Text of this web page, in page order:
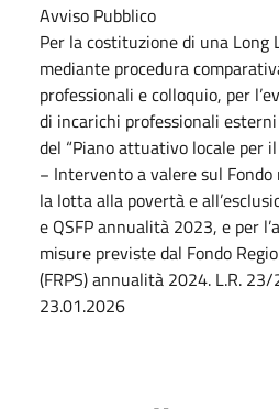
Avviso Pubblico
Per la costituzione di una Long
mediante procedura
professionali e colloquio, per
di incarichi professionali
del “Piano attuativo locale per
− Intervento a valere sul Fondo
la lotta alla povertà e
e QSFP annualità 2023, e per
misure previste dal Fondo
(FRPS) annualità 2024. L.R.
23.01.2026